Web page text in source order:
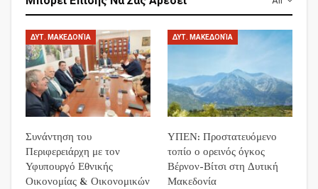
ΔΥΤ. ΜΑΚΕΔΟΝΊΑ
Συνάντηση του
Περιφερειάρχη με τον
Υφυπουργό Εθνικής
Οικονομίας & Οικονομικών
ΔΥΤ. ΜΑΚΕΔΟΝΊΑ
ΥΠΕΝ: Προστατευόμενο
τοπίο ο ορεινός όγκος
Βέρνον-Βίτσι στη Δυτική
Μακεδονία